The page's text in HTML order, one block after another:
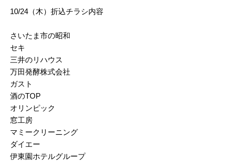
2025/03
2025/02
2025/01
2024/12
2024/11
2024/10
2024/09
2024/08
10/24（木）折込チラシ内容
さいたま市の昭和
セキ
三井のリハウス
万田発酵株式会社
ガスト
酒のTOP
オリンピック
窓工房
マミークリーニング
ダイエー
伊東園ホテルグループ